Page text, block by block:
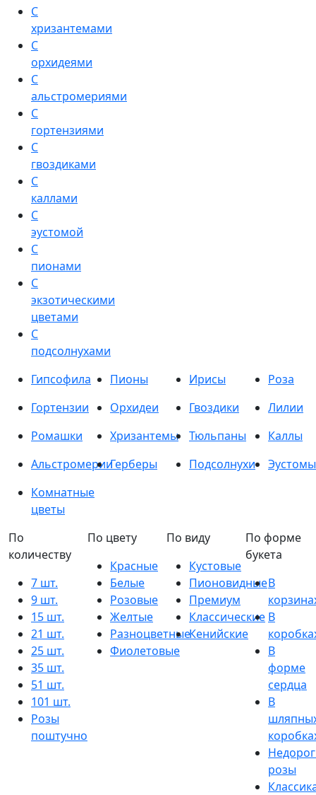
С
хризантемами
С
орхидеями
С
альстромериями
С
гортензиями
С
гвоздиками
С
каллами
С
эустомой
С
пионами
С
экзотическими
цветами
С
подсолнухами
Гипсофила
Пионы Ирисы
Роза
Гортензии
Орхидеи Гвоздики
Лилии
Ромашки
Хризантемы Тюльпаны
Каллы
АльстромерииГерберы Подсолнухи
Эустомы
Комнатные
цветы
По
количеству
7 шт.
9 шт.
15 шт.
21 шт.
25 шт.
35 шт.
51 шт.
101 шт.
Розы
поштучно
По цвету
Красные
Белые
Розовые
Желтые
Разноцветные
Фиолетовые
По виду
Кустовые
Пионовидные
Премиум
Классические
Кенийские
По форме
букета
В
В
В
форме
сердца
В
розы